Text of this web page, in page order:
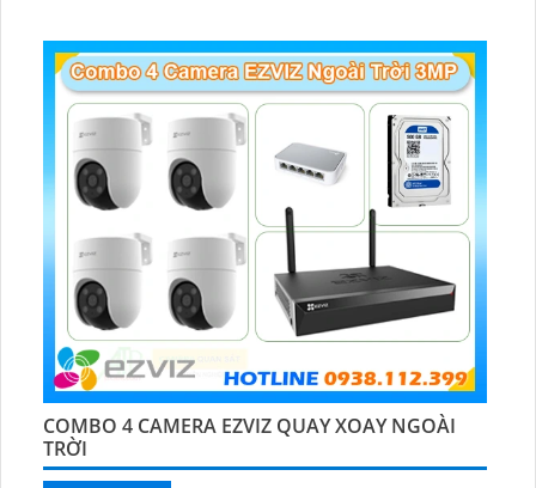
COMBO 4 CAMERA EZVIZ QUAY XOAY NGOÀI
TRỜI